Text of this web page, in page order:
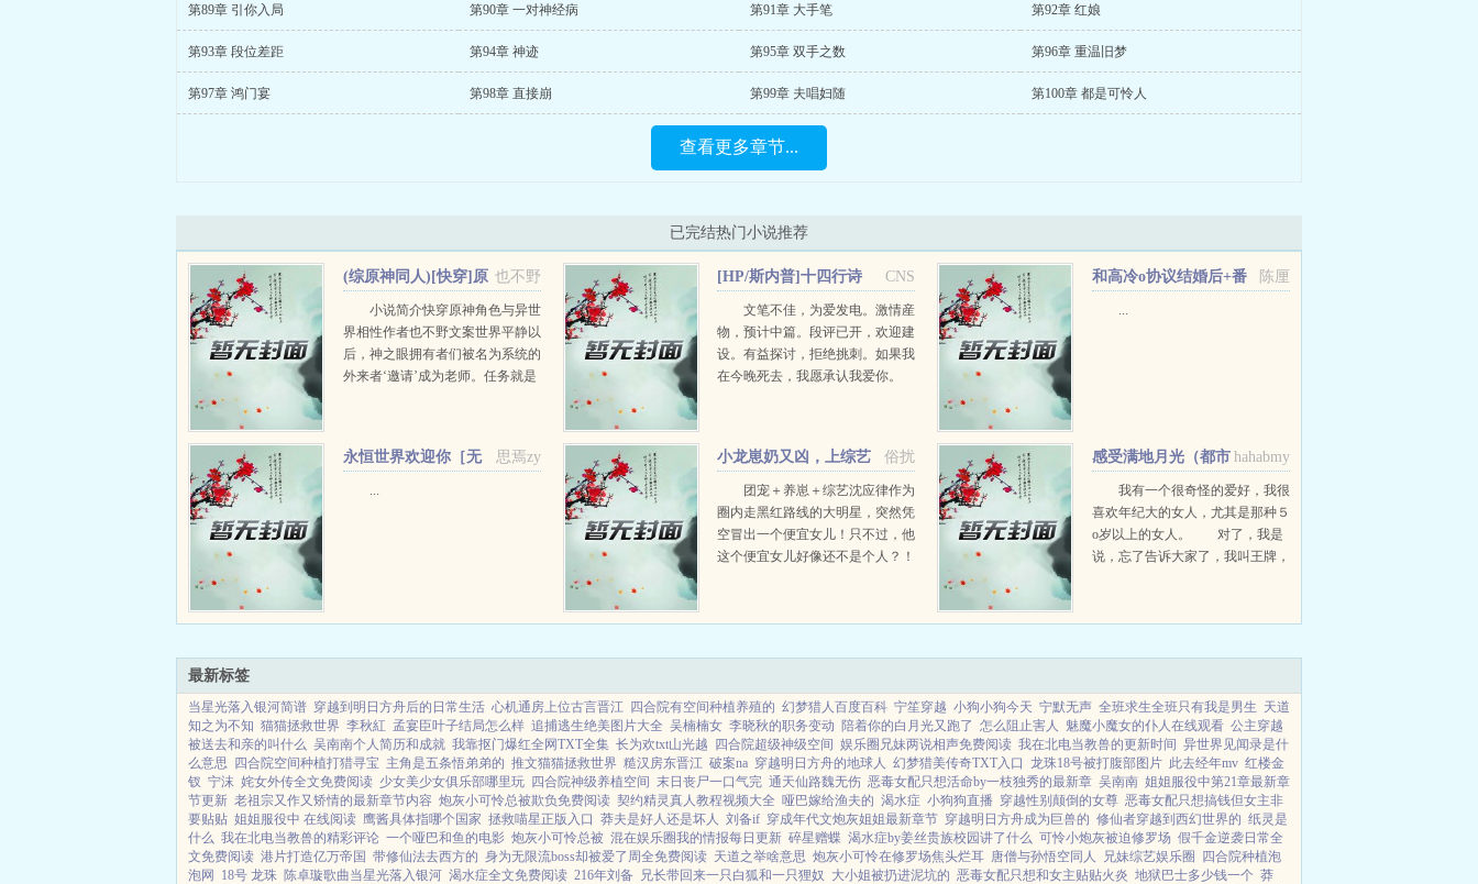
第89章 引你入局 第90章 一对神经病 第91章 大手笔 第92章 红娘
第93章 段位差距 第94章 神迹 第95章 双手之数 第96章 重温旧梦
第97章 鸿门宴 第98章 直接崩 第99章 夫唱妇随 第100章 都是可怜人
查看更多章节...
已完结热门小说推荐
也不野
(综原神同人)[快穿]原
神角色与异世界相性+番外
小说简介快穿原神角色与异世
界相性作者也不野文案世界平静以
后，神之眼拥有者们被名为系统的
外来者‘邀请’成为老师。任务就是
CNS
[HP/斯内普]十四行诗
文笔不佳，为爱发电。激情産
物，预计中篇。段评已开，欢迎建
设。有益探讨，拒绝挑刺。如果我
在今晚死去，我愿承认我爱你。
陈厘
和高冷o协议结婚后+番
...
思焉zy
永恒世界欢迎你［无
...
俗扰
小龙崽奶又凶，上综艺
当团宠爆红
团宠＋养崽＋综艺沈应律作为
圈内走黑红路线的大明星，突然凭
空冒出一个便宜女儿！只不过，他
这个便宜女儿好像还不是个人？！
特别喜欢他，...
hahabmy
感受满地月光（都市
寻艳录）
我有一个很奇怪的爱好，我很
喜欢年纪大的女人，尤其是那种５
o岁以上的女人。 对了，我是
说，忘了告诉大家了，我叫王牌，
７。 我是一个从福利院长大的
最新标签
当星光落入银河简谱 穿越到明日方舟后的日常生活 心机通房上位古言晋江 四合院有空间种植养殖的 幻梦猎人百度百科 宁笙穿越 小狗小狗今天 宁默无声 全班求生全班只有我是男生 天道
知之为不知 猫猫拯救世界 李秋紅 孟宴臣叶子结局怎么样 追捕逃生绝美图片大全 吴楠楠女 李晓秋的职务变动 陪着你的白月光又跑了 怎么阻止害人 魅魔小魔女的仆人在线观看 公主穿越
被送去和亲的叫什么 吴南南个人简历和成就 我靠抠门爆红全网TXT全集 长为欢txt山光越 四合院超级神级空间 娱乐圈兄妹两说相声免费阅读 我在北电当教兽的更新时间 异世界见闻录是什
么意思
四合院空间种植打猎寻宝 主角是五条悟弟弟的 推文猫猫拯救世界 糙汉房东晋江 破案na 穿越明日方舟的地球人 幻梦猎美传奇TXT入口 龙珠18号被打腹部图片 此去经年mv 红楼金
钗 宁沫 姹女外传全文免费阅读 少女美少女俱乐部哪里玩 四合院神级养植空间 末日丧尸一口气完 通天仙路魏无伤 恶毒女配只想活命by一枝独秀的最新章 吴南南 姐姐服役中第21章最新章
节更新 老祖宗又作又矫情的最新章节内容 炮灰小可怜总被欺负免费阅读 契约精灵真人教程视频大全 哑巴嫁给渔夫的 渴水症 小狗狗直播 穿越性别颠倒的女尊 恶毒女配只想搞钱但女主非
要贴贴 姐姐服役中 在线阅读 鹰酱具体指哪个国家 拯救喵星正版入口 莽夫是好人还是坏人 刘备if 穿成年代文炮灰姐姐最新章节 穿越明日方舟成为巨兽的 修仙者穿越到西幻世界的 纸灵是
什么 我在北电当教兽的精彩评论 一个哑巴和鱼的电影 炮灰小可怜总被 混在娱乐圈我的情报每日更新 碎星赠蝶 渴水症by姜丝贵族校园讲了什么 可怜小炮灰被迫修罗场 假千金逆袭日常全
文免费阅读 港片打造亿万帝国 带修仙法去西方的 身为无限流boss却被爱了周全免费阅读 天道之举啥意思 炮灰小可怜在修罗场焦头烂耳 唐僧与孙悟空同人 兄妹综艺娱乐圈
四合院种植泡
泡网
18号 龙珠 陈卓璇歌曲当星光落入银河 渴水症全文免费阅读 216年刘备 兄长带回来一只白狐和一只狸奴 大小姐被扔进泥坑的 恶毒女配只想和女主贴贴火炎 地狱巴士多少钱一个 莽